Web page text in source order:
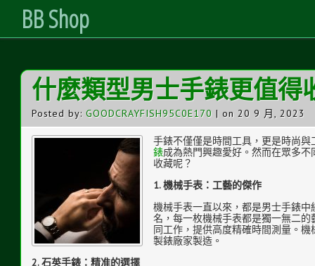
BB Shop
什麼類型男士手錶更值得
Posted by: GOODCRAYFISH95C0E170 | on 20 9 月, 2023
手錶不僅僅是時間工具，更是時尚
錶成為熱門興趣愛好。然而在眾多
收藏呢？
1. 機械手表：工藝的傑作
機械手表一直以來，都是男士手錶
名，每一枚機械手表都是獨一無二
同工作，提供高度精確時間測量。
製錶廠家製造。
2. 石英手錶：精准的選擇